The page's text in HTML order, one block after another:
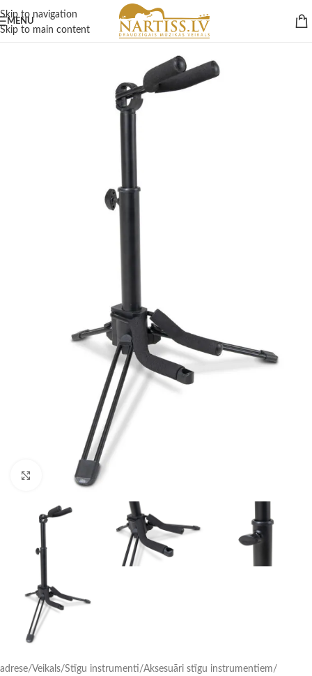
Skip to navigation
Skip to main content
MENU
Click to enlarge
adrese/Veikals/Stīgu instrumenti/Aksesuāri stīgu instrumentiem/